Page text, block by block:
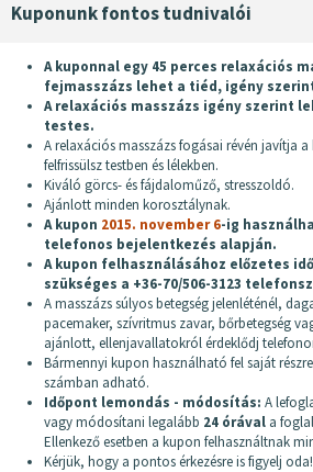
Kuponunk fontos tudnivalói
A kuponnal egy 45 perces relaxációs
fejmasszázs lehet a tiéd, igény
A relaxációs masszázs igény szerint
testes.
A relaxációs masszázs fogásai révén javítja
felfrissülsz testben és lélekben.
Kiváló görcs- és fájdaloműző, stresszoldó.
Ajánlott minden korosztálynak.
A kupon 2015. november 6-ig
telefonos bejelentkezés alapján.
A kupon felhasználásához előzetes
szükséges a +36-70/506-3123
A masszázs súlyos betegség jelenléténél,
pacemaker, szívritmus zavar, bőrbetegség
ajánlott, ellenjavallatokról érdeklődj
Bármennyi kupon használható fel saját
számban adható.
Időpont lemondás - módosítás: A
vagy módosítani legalább 24 órával a
Ellenkező esetben a kupon felhasználtnak
Kérjük, hogy a pontos érkezésre is figyelj oda!